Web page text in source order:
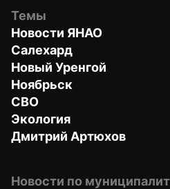
Темы
Новости ЯНАО
Салехард
Новый Уренгой
Ноябрьск
СВО
Экология
Дмитрий Артюхов
Новости по